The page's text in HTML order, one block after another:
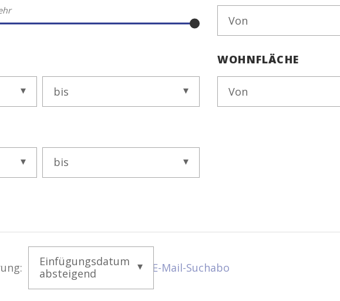
Von
bis
WOHNFLÄCHE
Von
bis
Einfügungsdatum
absteigend
E-Mail-Suchabo